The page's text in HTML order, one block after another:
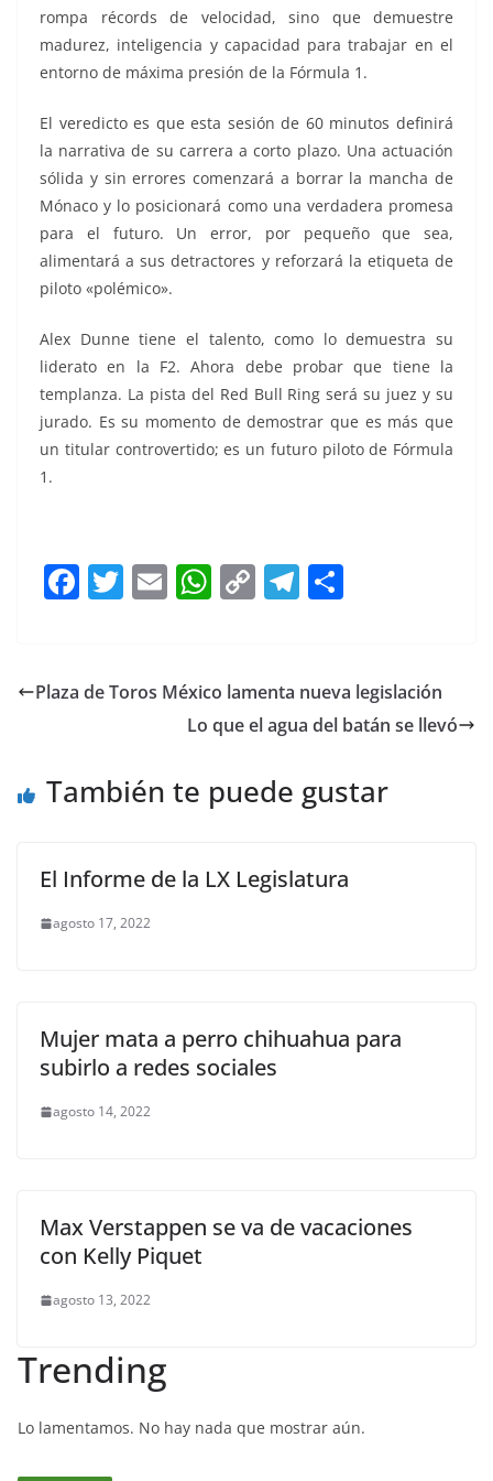
rompa récords de velocidad, sino que demuestre
madurez, inteligencia y capacidad para trabajar en el
entorno de máxima presión de la Fórmula 1.
El veredicto es que esta sesión de 60 minutos definirá
la narrativa de su carrera a corto plazo. Una actuación
sólida y sin errores comenzará a borrar la mancha de
Mónaco y lo posicionará como una verdadera promesa
para el futuro. Un error, por pequeño que sea,
alimentará a sus detractores y reforzará la etiqueta de
piloto «polémico».
Alex Dunne tiene el talento, como lo demuestra su
liderato en la F2. Ahora debe probar que tiene la
templanza. La pista del Red Bull Ring será su juez y su
jurado. Es su momento de demostrar que es más que
un titular controvertido; es un futuro piloto de Fórmula
1.
F
e
o
T
er
E
l
W
s
A
p
C
y
Li
k
T
gr
a
e
Plaza de Toros México lamenta nueva legislación
Lo que el agua del batán se llevó
También te puede gustar
El Informe de la LX Legislatura
agosto 17, 2022
Mujer mata a perro chihuahua para
subirlo a redes sociales
agosto 14, 2022
Max Verstappen se va de vacaciones
con Kelly Piquet
agosto 13, 2022
Trending
Lo lamentamos. No hay nada que mostrar aún.